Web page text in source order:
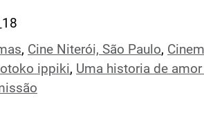
, Cine Niterói, São Paulo,
ippiki, Uma historia de